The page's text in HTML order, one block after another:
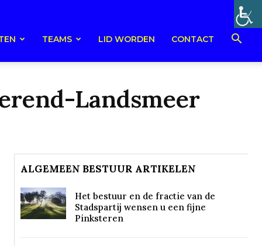
TEAMS LID WORDEN CONTACT
Landsmeer
ALGEMEEN BESTUUR ARTIKELEN
Het bestuur en de fractie van de
Stadspartij wensen u een fijne
Pinksteren